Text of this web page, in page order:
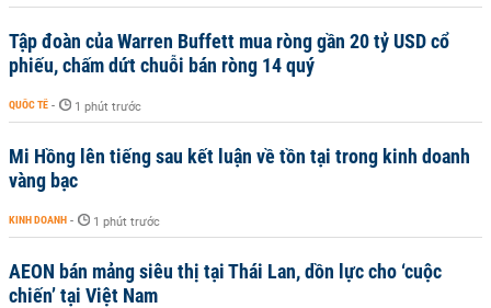
Tập đoàn của Warren Buffett mua ròng gần 20 tỷ USD cổ
phiếu, chấm dứt chuỗi bán ròng 14 quý
QUỐC TẾ - 1 phút trước
Mi Hồng lên tiếng sau kết luận về tồn tại trong kinh doanh
vàng bạc
KINH DOANH - 1 phút trước
AEON bán mảng siêu thị tại Thái Lan, dồn lực cho ‘cuộc
chiến’ tại Việt Nam